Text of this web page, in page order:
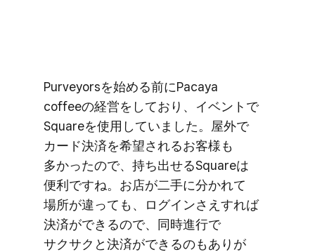
Purveyorsを​始める​前に​Pacaya
coffeeの​経営を​しており、​イベントで​
Squareを​使用していました。​屋外で​
カード決済を​希望される​お客様も​
多かったので、​持ち出せる​Squareは​
便利ですね。​お店が​二手に​分かれて​
場所が​違っても、​ログインさえ​すれば​
決済が​できるので、​同時進行で​
サクサクと​決済が​できるのも​ありが​